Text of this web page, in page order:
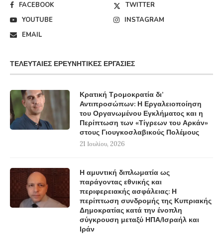
FACEBOOK
TWITTER
YOUTUBE
INSTAGRAM
EMAIL
ΤΕΛΕΥΤΑΊΕΣ ΕΡΕΥΝΗΤΙΚΈΣ ΕΡΓΑΣΊΕΣ
Κρατική Τρομοκρατία δι’
Αντιπροσώπων: Η Εργαλειοποίηση
του Οργανωμένου Εγκλήματος και η
Περίπτωση των «Τίγρεων του Αρκάν»
στους Γιουγκοσλαβικούς Πολέμους
21 Ιουλίου, 2026
Η αμυντική διπλωματία ως
παράγοντας εθνικής και
περιφερειακής ασφάλειας: Η
περίπτωση συνδρομής της Κυπριακής
Δημοκρατίας κατά την ένοπλη
σύγκρουση μεταξύ ΗΠΑ/Ισραήλ και
Ιράν